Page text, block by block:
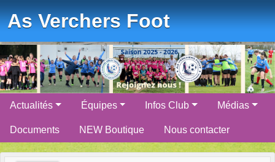
As Verchers Foot
Actualités Équipes Infos Club Médias
Documents NEW Boutique Nous contacter